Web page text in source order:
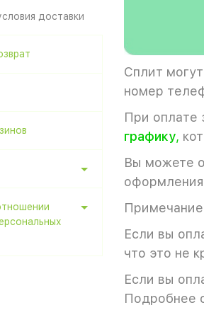
Сплит
номер
При оплате
графику,
Вы можете
оформления
Если вы
что это не
Если вы
Подробнее
доставки